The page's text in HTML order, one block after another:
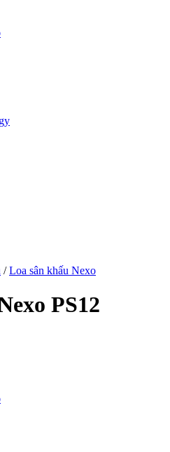
/ Loa sân khấu Nexo
PS12